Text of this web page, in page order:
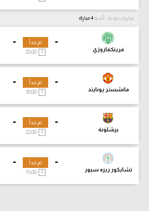
مباريات ودية - أندية
-
فرينكفاروزي
- لم تبدأ
-
مانشستر يونايتد
- لم تبدأ
18:00
-
برشلونة
- لم تبدأ
-
تشايكور ريزه سبور
- لم تبدأ
15:00